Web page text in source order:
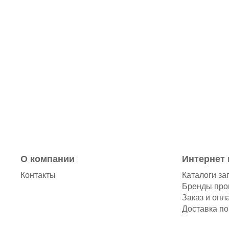
О компании
Контакты
Интернет
Каталоги
Бренды
Заказ и
Доставка